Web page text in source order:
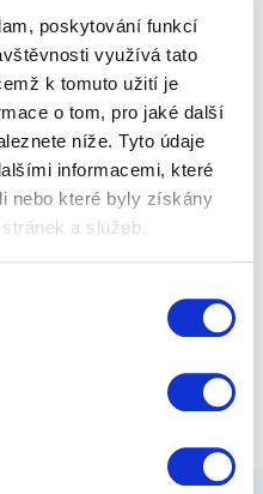
poskytování funkcí
využívá tato
k tomuto užití je
o tom, pro jaké další
níže. Tyto údaje
informacemi, které
nebo které byly získány
a služeb.
Zobrazit více